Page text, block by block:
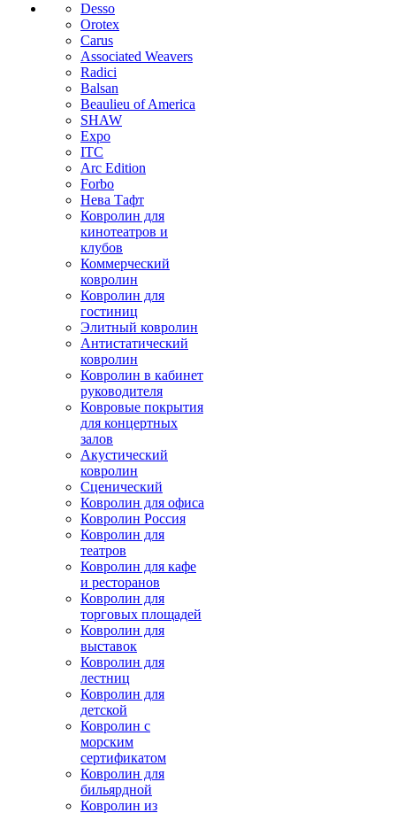
Desso
Orotex
Carus
Associated Weavers
Radici
Balsan
Beaulieu of America
SHAW
Expo
ITC
Arc Edition
Forbo
Нева Тафт
Ковролин для
кинотеатров и
клубов
Коммерческий
ковролин
Ковролин для
гостиниц
Элитный ковролин
Антистатический
ковролин
Ковролин в кабинет
руководителя
Ковровые покрытия
для концертных
залов
Акустический
ковролин
Сценический
Ковролин для офиса
Ковролин Россия
Ковролин для
театров
Ковролин для кафе
и ресторанов
Ковролин для
торговых площадей
Ковролин для
выставок
Ковролин для
лестниц
Ковролин для
детской
Ковролин с
морским
сертификатом
Ковролин для
бильярдной
Ковролин из